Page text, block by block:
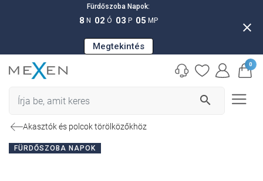
Fürdőszoba Napok:
8 N 02 Ó 03 P 04 MP
Megtekintés
close
search
0
Akasztók és polcok törölközőkhöz
FÜRDŐSZOBA NAPOK